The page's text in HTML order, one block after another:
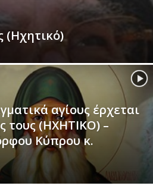
(Ηχητικό)
αγίους έρχεται
τους (ΗΧΗΤΙΚΟ) –
Κύπρου κ.